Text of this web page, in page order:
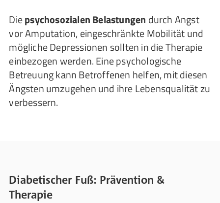
Diepsychosozialen Belastungen durch Angst
vor Amputation, eingeschränkte Mobilität und
mögliche Depressionen sollten in die Therapie
einbezogen werden. Eine psychologische
Betreuung kann Betroffenen helfen, mit diesen
Ängsten umzugehen und ihre Lebensqualität zu
verbessern.
Diabetischer Fuß: Prävention &
Therapie